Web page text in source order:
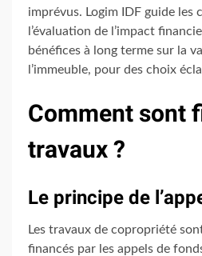
imprévus. Logim IDF guide les
l’évaluation de l’impact
bénéfices à long terme sur la
l’immeuble, pour des choix
Comment sont
travaux ?
Le principe de
Les travaux de copropriété
financés par les appels de